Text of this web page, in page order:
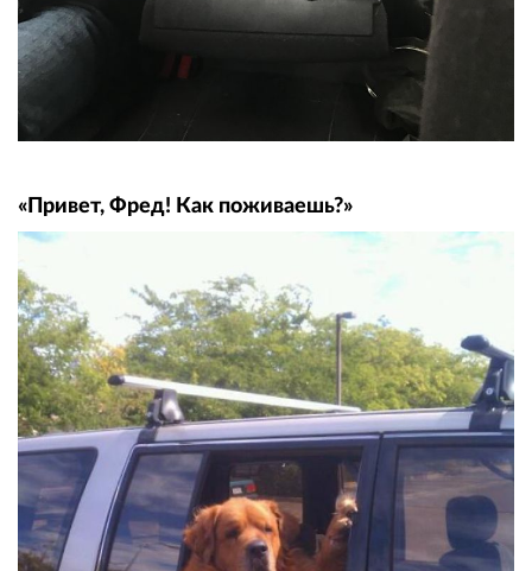
«Привет, Фред! Как поживаешь?»